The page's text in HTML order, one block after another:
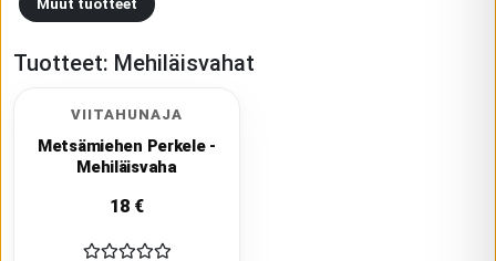
Tuotteet: Mehiläisvahat
VIITAHUNAJA
Metsämiehen Perkele -
Mehiläisvaha
18 €